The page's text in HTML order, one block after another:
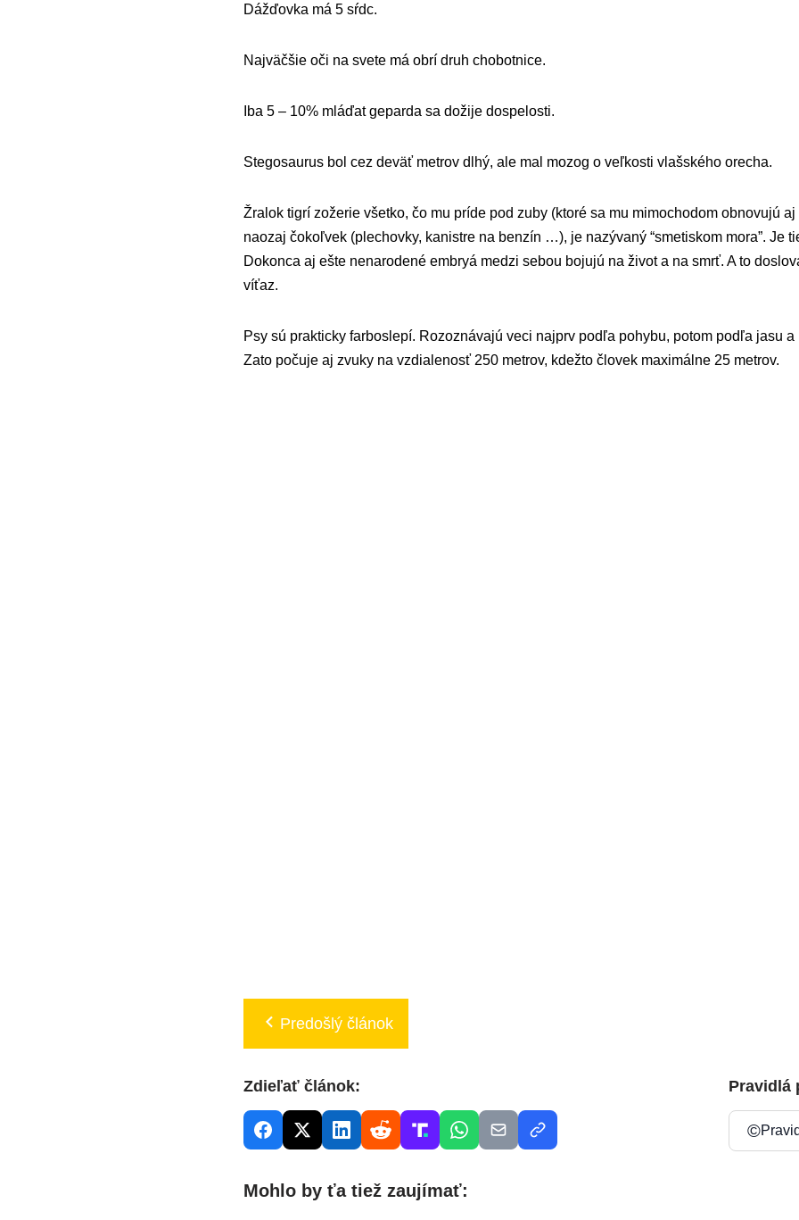
Dážďovka má 5 sŕdc.
Najväčšie oči na svete má obrí druh chobotnice.
Iba 5 – 10% mláďat geparda sa dožije dospelosti.
Stegosaurus bol cez deväť metrov dlhý, ale mal mozog o veľkosti vlašského orecha.
Žralok tigrí zožerie všetko, čo mu príde pod zuby (ktoré sa mu mimochodom obnovujú
naozaj čokoľvek (plechovky, kanistre na benzín …), je nazývaný “smetiskom mora”. Je
Dokonca aj ešte nenarodené embryá medzi sebou bojujú na život a na smrť. A to
víťaz.
Psy sú prakticky farboslepí. Rozoznávajú veci najprv podľa pohybu, potom podľa jasu
Zato počuje aj zvuky na vzdialenosť 250 metrov, kdežto človek maximálne 25 metrov.
Predošlý článok
Zdieľať článok: Pravidlá
©
Mohlo by ťa tiež zaujímať: